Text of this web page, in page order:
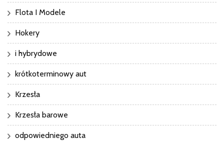
Flota I Modele
Hokery
i hybrydowe
krótkoterminowy aut
Krzesła
Krzesła barowe
odpowiedniego auta